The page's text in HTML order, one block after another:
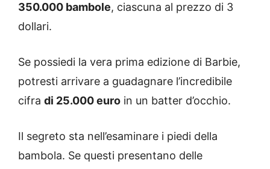
350.000 bambole, ciascuna al prezzo di 3
dollari.
Se possiedi la vera prima edizione di Barbie,
potresti arrivare a guadagnare l’incredibile
cifra di 25.000 euro in un batter d’occhio.
Il segreto sta nell’esaminare i piedi della
bambola. Se questi presentano delle